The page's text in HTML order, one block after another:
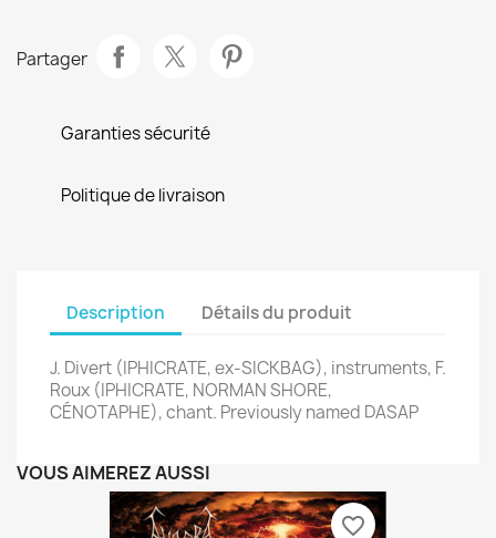
Partager
Garanties sécurité
Politique de livraison
Description Détails du produit
J. Divert (IPHICRATE, ex-SICKBAG), instruments, F.
Roux (IPHICRATE, NORMAN SHORE,
CÉNOTAPHE), chant. Previously named DASAP
VOUS AIMEREZ AUSSI
favorite_border